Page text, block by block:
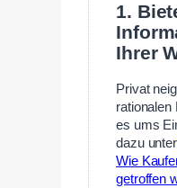
1.
Ihrer
Privat
rationalen
es ums
dazu unter
Wie
getroffen